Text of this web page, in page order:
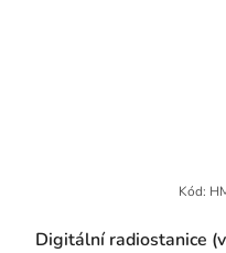
Digitální radiostanice
Kód: